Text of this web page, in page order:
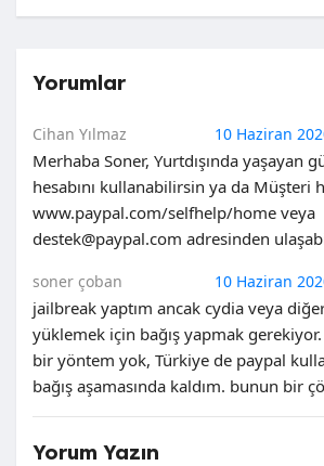
Yorumlar
10 Haziran
Cihan Yılmaz
Merhaba Soner, Yurtdışında yaşayan
hesabını kullanabilirsin ya da Müşteri
www.paypal.com/selfhelp/home veya
destek@paypal.com adresinden
10 Haziran
soner çoban
jailbreak yaptım ancak cydia veya
yüklemek için bağış yapmak gerekiyor.
bir yöntem yok, Türkiye de paypal
bağış aşamasında kaldım. bunun bir
Yorum Yazın